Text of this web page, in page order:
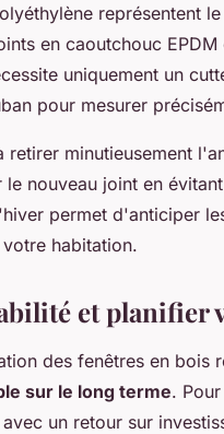
représentent
en caoutchouc
uniquement un
pour mesurer
retirer minutieusement
nouveau joint en
permet d'anticiper
habitation.
et planifier
des fenêtres en bois
sur le long terme.
un retour sur